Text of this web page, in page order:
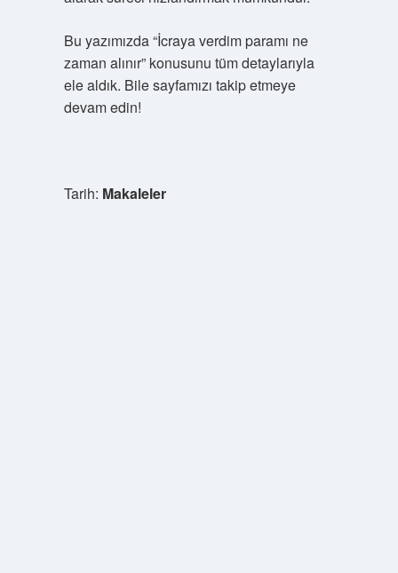
Bu yazımızda “İcraya verdim paramı ne
zaman alınır” konusunu tüm detaylarıyla
ele aldık. Bile sayfamızı takip etmeye
devam edin!
Tarih: Makaleler